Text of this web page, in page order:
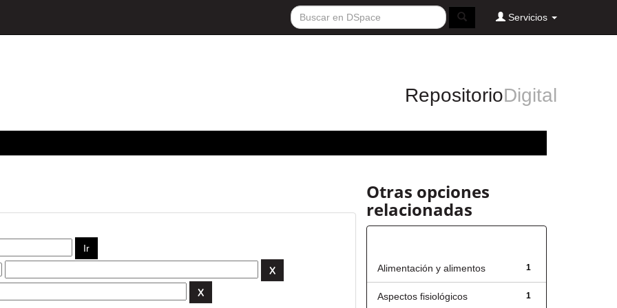
Servicios
RepositorioDigital
Otras opciones
relacionadas
1
Alimentación y alimentos
1
Aspectos fisiológicos